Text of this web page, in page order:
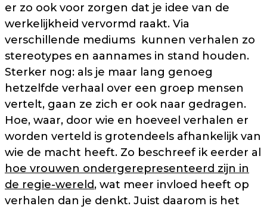
er zo ook voor zorgen dat je idee van de
werkelijkheid vervormd raakt. Via
verschillende mediums kunnen verhalen zo
stereotypes en aannames in stand houden.
Sterker nog: als je maar lang genoeg
hetzelfde verhaal over een groep mensen
vertelt, gaan ze zich er ook naar gedragen.
Hoe, waar, door wie en hoeveel verhalen er
worden verteld is grotendeels afhankelijk van
wie de macht heeft. Zo beschreef ik eerder al
hoe vrouwen ondergerepresenteerd zijn in
de regie-wereld, wat meer invloed heeft op
verhalen dan je denkt. Juist daarom is het